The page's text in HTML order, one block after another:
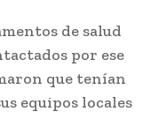
de salud
por ese
que tenían
equipos locales